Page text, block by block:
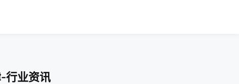
行业资讯